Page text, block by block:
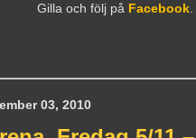
Gilla och följ på Facebook.
03, 2010